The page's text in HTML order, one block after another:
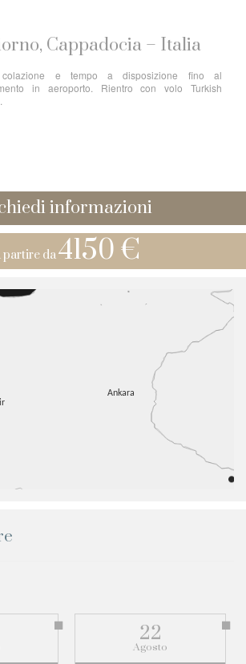
Cappadocia – Italia
colazione e tempo a disposizione fino al
in aeroporto. Rientro con volo Turkish
informazioni
partire da4150 €
22
Agosto